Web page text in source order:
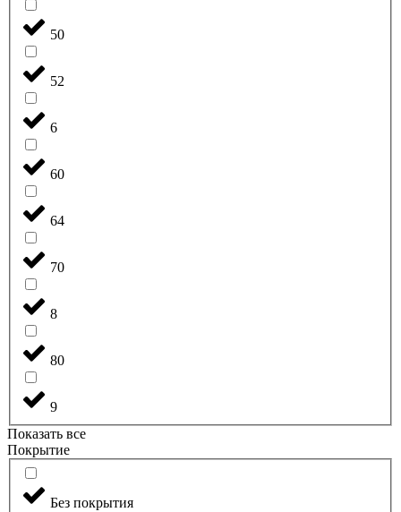
50
52
6
60
64
70
8
80
9
Показать все
Покрытие
Без покрытия